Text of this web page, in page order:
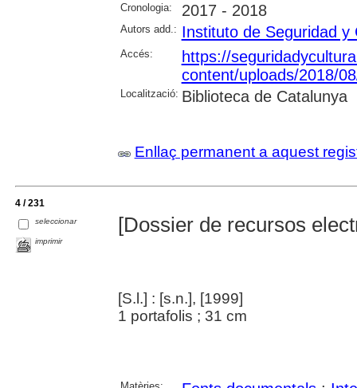
Cronologia:
2017 - 2018
Autors add.: Instituto de Seguridad y
Accés:
https://
content/uploads/2018/
Localització: Biblioteca de Catalunya
Enllaç permanent a aquest
4 / 231
seleccionar
imprimir
[Dossier de recursos
[S.l.] : [s.n.], [1999]
1 portafolis ; 31 cm